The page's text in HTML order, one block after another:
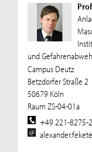
und
Campus Deutz
Betzdorfer Straße 2
50679 Köln
Raum ZS-04-01a
+49 221-8275-